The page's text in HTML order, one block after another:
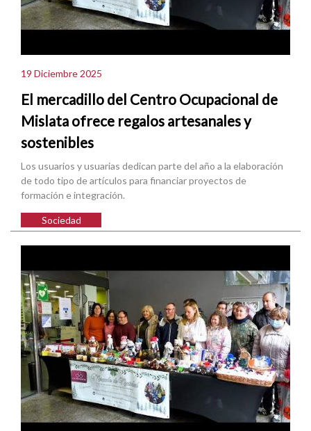
19 Diciembre 2025
El mercadillo del Centro Ocupacional de
Mislata ofrece regalos artesanales y
sostenibles
Los usuarios y usuarias dedican parte del año a la elaboración
de todo tipo de artículos para financiar proyectos de
formación e integración.
Sociedad